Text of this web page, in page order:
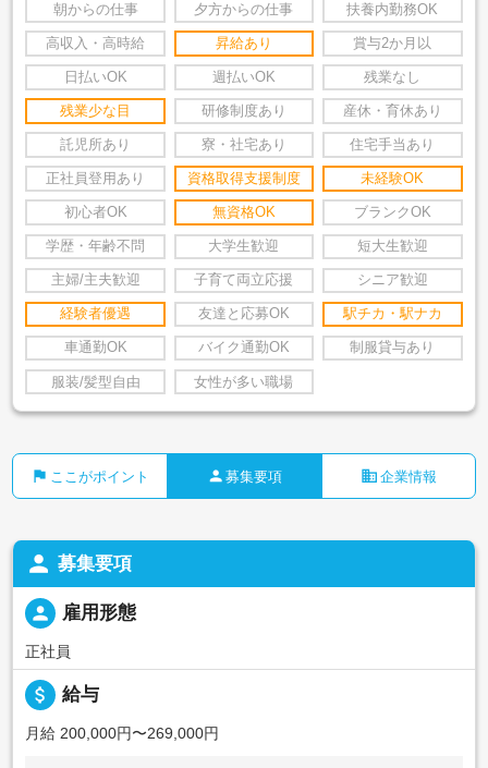
朝からの仕事 夕方からの仕事 扶養内勤務OK
高収入・高時給 昇給あり 賞与2か月以
日払いOK 週払いOK 残業なし
残業少な目 研修制度あり 産休・育休あり
託児所あり 寮・社宅あり 住宅手当あり
正社員登用あり 資格取得支援制度 未経験OK
初心者OK 無資格OK ブランクOK
学歴・年齢不問 大学生歓迎 短大生歓迎
主婦/主夫歓迎 子育て両立応援 シニア歓迎
経験者優遇 友達と応募OK 駅チカ・駅ナカ
車通勤OK バイク通勤OK 制服貸与あり
服装/髪型自由 女性が多い職場
flag ここがポイント person 募集要項 business 企業情報
person 募集要項
person 雇用形態
正社員
attach_money 給与
月給 200,000円〜269,000円